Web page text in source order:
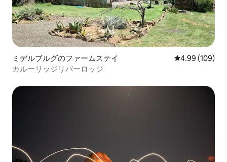
ミデルブルグのファームステイ レビュー109
4.99 (109)
カルーリッジリバーロッジ